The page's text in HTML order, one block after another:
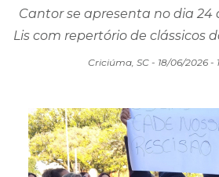
Cantor se apresenta no dia 24
Lis com repertório de clássicos
Criciúma, SC - 18/06/2026 -